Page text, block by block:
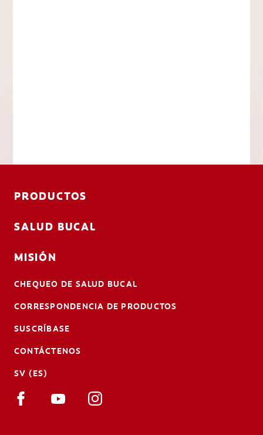
PRODUCTOS
SALUD BUCAL
MISIÓN
CHEQUEO DE SALUD BUCAL
CORRESPONDENCIA DE PRODUCTOS
SUSCRÍBASE
CONTÁCTENOS
SV (ES)